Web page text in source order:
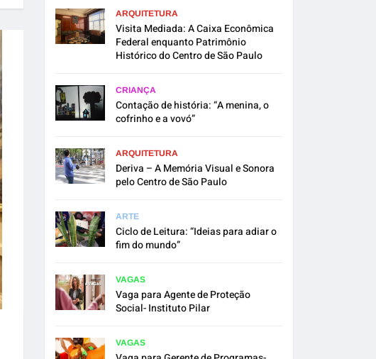
ARQUITETURA
Visita Mediada: A Caixa Econômica
Federal enquanto Patrimônio
Histórico do Centro de São Paulo
CRIANÇA
Contação de história: “A menina, o
cofrinho e a vovó”
ARQUITETURA
Deriva – A Memória Visual e Sonora
pelo Centro de São Paulo
ARTE
Ciclo de Leitura: “Ideias para adiar o
fim do mundo”
VAGAS
Vaga para Agente de Proteção
Social- Instituto Pilar
VAGAS